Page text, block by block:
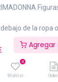
Agregar
0
Wishlist
de la ropa
y flexible.